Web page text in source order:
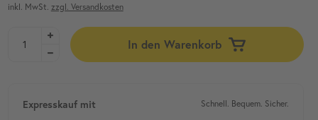
inkl. MwSt. zzgl. Versandkosten
In den Warenkorb
Expresskauf mit Schnell. Bequem. Sicher.